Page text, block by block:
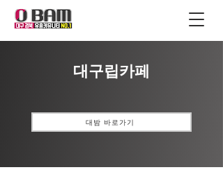
대구립카페
대밤 바로가기